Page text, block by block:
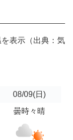
表示（出典：気
08/09(日)
曇時々晴